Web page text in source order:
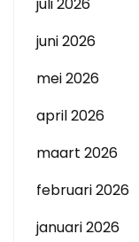
juni 2026
mei 2026
april 2026
maart 2026
februari 2026
januari 2026